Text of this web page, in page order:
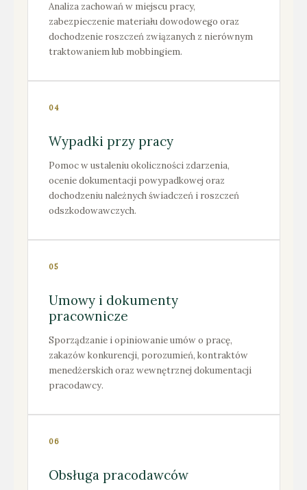
Analiza zachowań w miejscu pracy,
zabezpieczenie materiału dowodowego oraz
dochodzenie roszczeń związanych z nierównym
traktowaniem lub mobbingiem.
04
Wypadki przy pracy
Pomoc w ustaleniu okoliczności zdarzenia,
ocenie dokumentacji powypadkowej oraz
dochodzeniu należnych świadczeń i roszczeń
odszkodowawczych.
05
Umowy i dokumenty
pracownicze
Sporządzanie i opiniowanie umów o pracę,
zakazów konkurencji, porozumień, kontraktów
menedżerskich oraz wewnętrznej dokumentacji
pracodawcy.
06
Obsługa pracodawców